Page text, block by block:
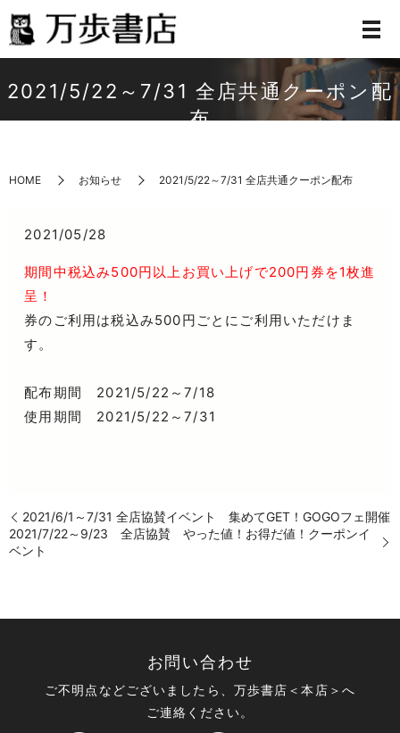
2021/5/22～7/31 全店共通クーポン配
布
HOME お知らせ 2021/5/22～7/31 全店共通クーポン配布
2021/05/28
期間中税込み500円以上お買い上げで200円券を1枚進
呈！
券のご利用は税込み500円ごとにご利用いただけま
す。
配布期間 2021/5/22～7/18
使用期間 2021/5/22～7/31
2021/6/1～7/31 全店協賛イベント 集めてGET！GOGOフェ開催
2021/7/22～9/23 全店協賛 やった値！お得だ値！クーポンイ
ベント
お問い合わせ
ご不明点などございましたら、万歩書店＜本店＞へ
ご連絡ください。